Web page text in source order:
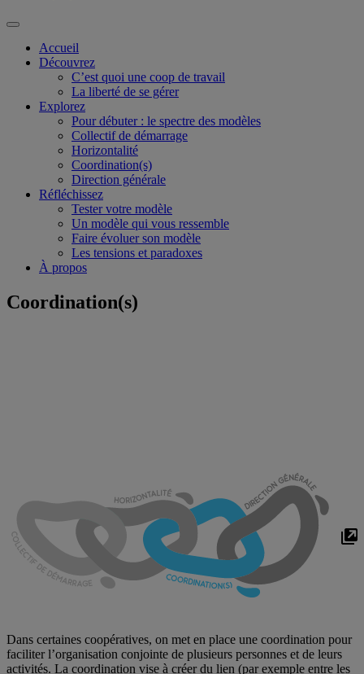
Accueil
Découvrez
C’est quoi une coop de travail
La liberté de se gérer
Explorez
Pour débuter : le spectre des modèles
Collectif de démarrage
Horizontalité
Coordination(s)
Direction générale
Réfléchissez
Tester votre modèle
Un modèle qui vous ressemble
Faire évoluer son modèle
Les tensions et paradoxes
À propos
Coordination(s)
Dans certaines coopératives, on met en place une coordination pour
faciliter l’organisation conjointe de plusieurs personnes et de leurs
activités. La coordination vise à créer du lien (par exemple entre les